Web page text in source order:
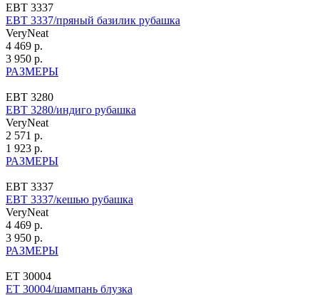
ЕВТ 3337
ЕВТ 3337/пряный базилик рубашка
VeryNeat
4 469 р.
3 950 р.
РАЗМЕРЫ
ЕВТ 3280
ЕВТ 3280/индиго рубашка
VeryNeat
2 571 р.
1 923 р.
РАЗМЕРЫ
ЕВТ 3337
ЕВТ 3337/кешью рубашка
VeryNeat
4 469 р.
3 950 р.
РАЗМЕРЫ
ЕТ 30004
ЕТ 30004/шампань блузка